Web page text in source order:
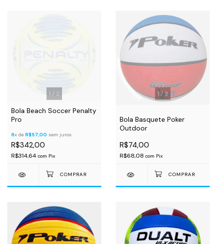
1 / 2
Bola Beach Soccer Penalty
Pro
6x de R$57,00 sem juros
R$342,00
R$314,64 com Pix
1/3
Bola Basquete Poker
Outdoor
R$74,00
R$68,08 com Pix